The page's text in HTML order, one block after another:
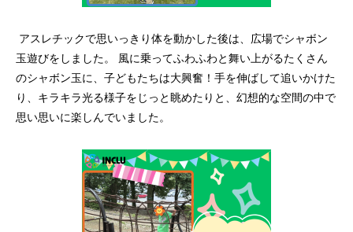
アスレチックで思いっきり体を動かした後は、広場でシャボン
玉遊びをしました。 風に乗ってふわふわと舞い上がるたくさん
のシャボン玉に、子どもたちは大興奮！手を伸ばして追いかけた
り、キラキラ光る様子をじっと眺めたりと、幻想的な空間の中で
思い思いに楽しんでいました。